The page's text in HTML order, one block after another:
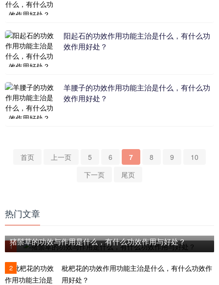
阳起石的功效作用功能主治是什么，有什么功
效作用好处？
羊腰子的功效作用功能主治是什么，有什么功
效作用好处？
首页 上一页 5 6 7 8 9
10
下一页
尾页
热门文章
1
猪鬃草的功效与作用是什么，有什么功效作用与好处？
2
枇杷花的功效作用功能主治是什么，有什么功效作
用好处？